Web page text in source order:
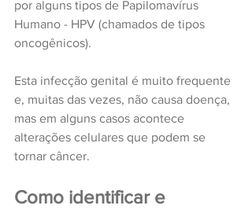
por alguns tipos de Papilomavírus
Humano - HPV (chamados de tipos
oncogênicos).
Esta infecção genital é muito frequente
e, muitas das vezes, não causa doença,
mas em alguns casos acontece
alterações celulares que podem se
tornar câncer.
Como identificar e